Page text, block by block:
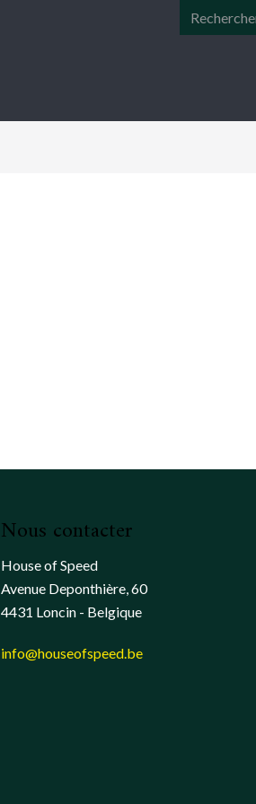
Nous contacter
House of Speed
Avenue Deponthière, 60
4431 Loncin - Belgique
info@houseofspeed.be